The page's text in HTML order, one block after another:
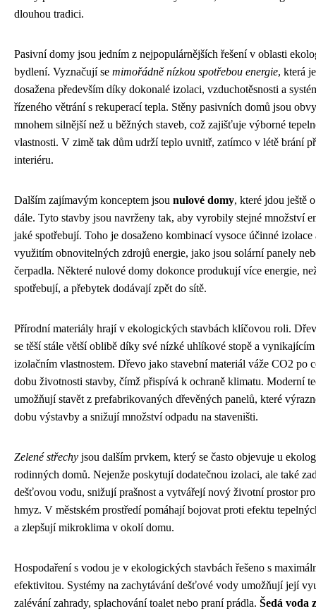
dlouhou tradici.
Pasivní domy jsou jedním z nejpopulárnějších řešení v oblasti
bydlení. Vyznačují se mimořádně nízkou spotřebou energie, která je
dosažena především díky dokonalé izolaci, vzduchotěsnosti a
řízeného větrání s rekuperací tepla. Stěny pasivních domů jsou
mnohem silnější než u běžných staveb, což zajišťuje výborné
vlastnosti. V zimě tak dům udrží teplo uvnitř, zatímco v létě brání
interiéru.
Dalším zajímavým konceptem jsou nulové domy, které jdou ještě
dále. Tyto stavby jsou navrženy tak, aby vyrobily stejné množství
jaké spotřebují. Toho je dosaženo kombinací vysoce účinné izolace
využitím obnovitelných zdrojů energie, jako jsou solární panely
čerpadla. Některé nulové domy dokonce produkují více energie,
spotřebují, a přebytek dodávají zpět do sítě.
Přírodní materiály hrají v ekologických stavbách klíčovou roli.
se těší stále větší oblibě díky své nízké uhlíkové stopě a vynikajícím
izolačním vlastnostem. Dřevo jako stavební materiál váže CO2 po
dobu životnosti stavby, čímž přispívá k ochraně klimatu. Moderní
umožňují stavět z prefabrikovaných dřevěných panelů, které
dobu výstavby a snižují množství odpadu na staveništi.
Zelené střechy jsou dalším prvkem, který se často objevuje u
rodinných domů. Nejenže poskytují dodatečnou izolaci, ale také
dešťovou vodu, snižují prašnost a vytvářejí nový životní prostor
hmyz. V městském prostředí pomáhají bojovat proti efektu
a zlepšují mikroklima v okolí domu.
Hospodaření s vodou je v ekologických stavbách řešeno s
efektivitou. Systémy na zachytávání dešťové vody umožňují její
zalévání zahrady, splachování toalet nebo praní prádla. Šedá voda z